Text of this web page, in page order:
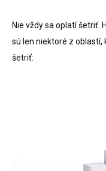
Nie vždy sa oplatí šetriť.
sú len niektoré z oblastí,
šetriť: